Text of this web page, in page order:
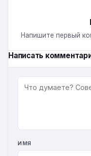
Напишите первый
Написать
КОММЕНТАРИЙ
ИМЯ